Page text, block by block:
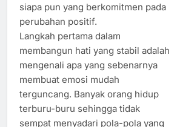
siapa pun yang berkomitmen pada
perubahan positif.
Langkah pertama dalam
membangun hati yang stabil adalah
mengenali apa yang sebenarnya
membuat emosi mudah
terguncang. Banyak orang hidup
terburu-buru sehingga tidak
sempat menyadari pola-pola yang